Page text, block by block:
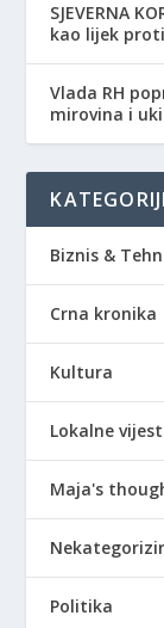
SJEVERNA
kao lijek
Vlada RH
mirovina i
Biznis &
Crna kronika
Kultura
Lokalne
Maja's
Politika